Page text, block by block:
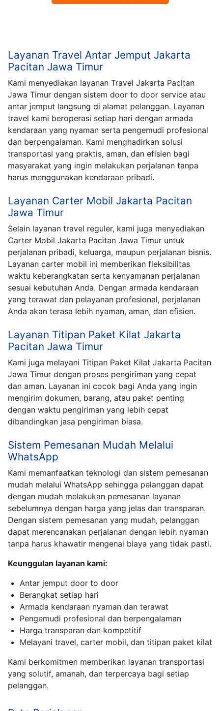
Layanan Travel Antar Jemput Jakarta
Pacitan Jawa Timur
Kami menyediakan layanan Travel Jakarta Pacitan
Jawa Timur dengan sistem door to door service atau
antar jemput langsung di alamat pelanggan. Layanan
travel kami beroperasi setiap hari dengan armada
kendaraan yang nyaman serta pengemudi profesional
dan berpengalaman. Kami menghadirkan solusi
transportasi yang praktis, aman, dan efisien bagi
masyarakat yang ingin melakukan perjalanan tanpa
harus menggunakan kendaraan pribadi.
Layanan Carter Mobil Jakarta Pacitan
Jawa Timur
Selain layanan travel reguler, kami juga menyediakan
Carter Mobil Jakarta Pacitan Jawa Timur untuk
perjalanan pribadi, keluarga, maupun perjalanan bisnis.
Layanan carter mobil ini memberikan fleksibilitas
waktu keberangkatan serta kenyamanan perjalanan
sesuai kebutuhan Anda. Dengan armada kendaraan
yang terawat dan pelayanan profesional, perjalanan
Anda akan terasa lebih nyaman, aman, dan efisien.
Layanan Titipan Paket Kilat Jakarta
Pacitan Jawa Timur
Kami juga melayani Titipan Paket Kilat Jakarta Pacitan
Jawa Timur dengan proses pengiriman yang cepat
dan aman. Layanan ini cocok bagi Anda yang ingin
mengirim dokumen, barang, atau paket penting
dengan waktu pengiriman yang lebih cepat
dibandingkan jasa pengiriman biasa.
Sistem Pemesanan Mudah Melalui
WhatsApp
Kami memanfaatkan teknologi dan sistem pemesanan
mudah melalui WhatsApp sehingga pelanggan dapat
dengan mudah melakukan pemesanan layanan
sebelumnya dengan harga yang jelas dan transparan.
Dengan sistem pemesanan yang mudah, pelanggan
dapat merencanakan perjalanan dengan lebih nyaman
tanpa harus khawatir mengenai biaya yang tidak pasti.
Keunggulan layanan kami:
Antar jemput door to door
Berangkat setiap hari
Armada kendaraan nyaman dan terawat
Pengemudi profesional dan berpengalaman
Harga transparan dan kompetitif
Melayani travel, carter mobil, dan titipan paket kilat
Kami berkomitmen memberikan layanan transportasi
yang solutif, amanah, dan terpercaya bagi setiap
pelanggan.